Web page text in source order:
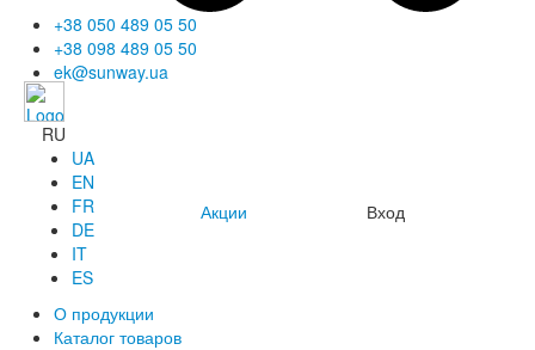
+38 050 489 05 50
+38 098 489 05 50
ek@sunway.ua
RU
UA
EN
FR
DE
IT
ES
Акции Вход
О продукции
Каталог товаров